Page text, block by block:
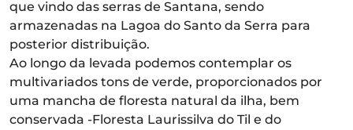
que vindo das serras de Santana, sendo
armazenadas na Lagoa do Santo da Serra para
posterior distribuição.
Ao longo da levada podemos contemplar os
multivariados tons de verde, proporcionados por
uma mancha de floresta natural da ilha, bem
conservada -Floresta Laurissilva do Til e do